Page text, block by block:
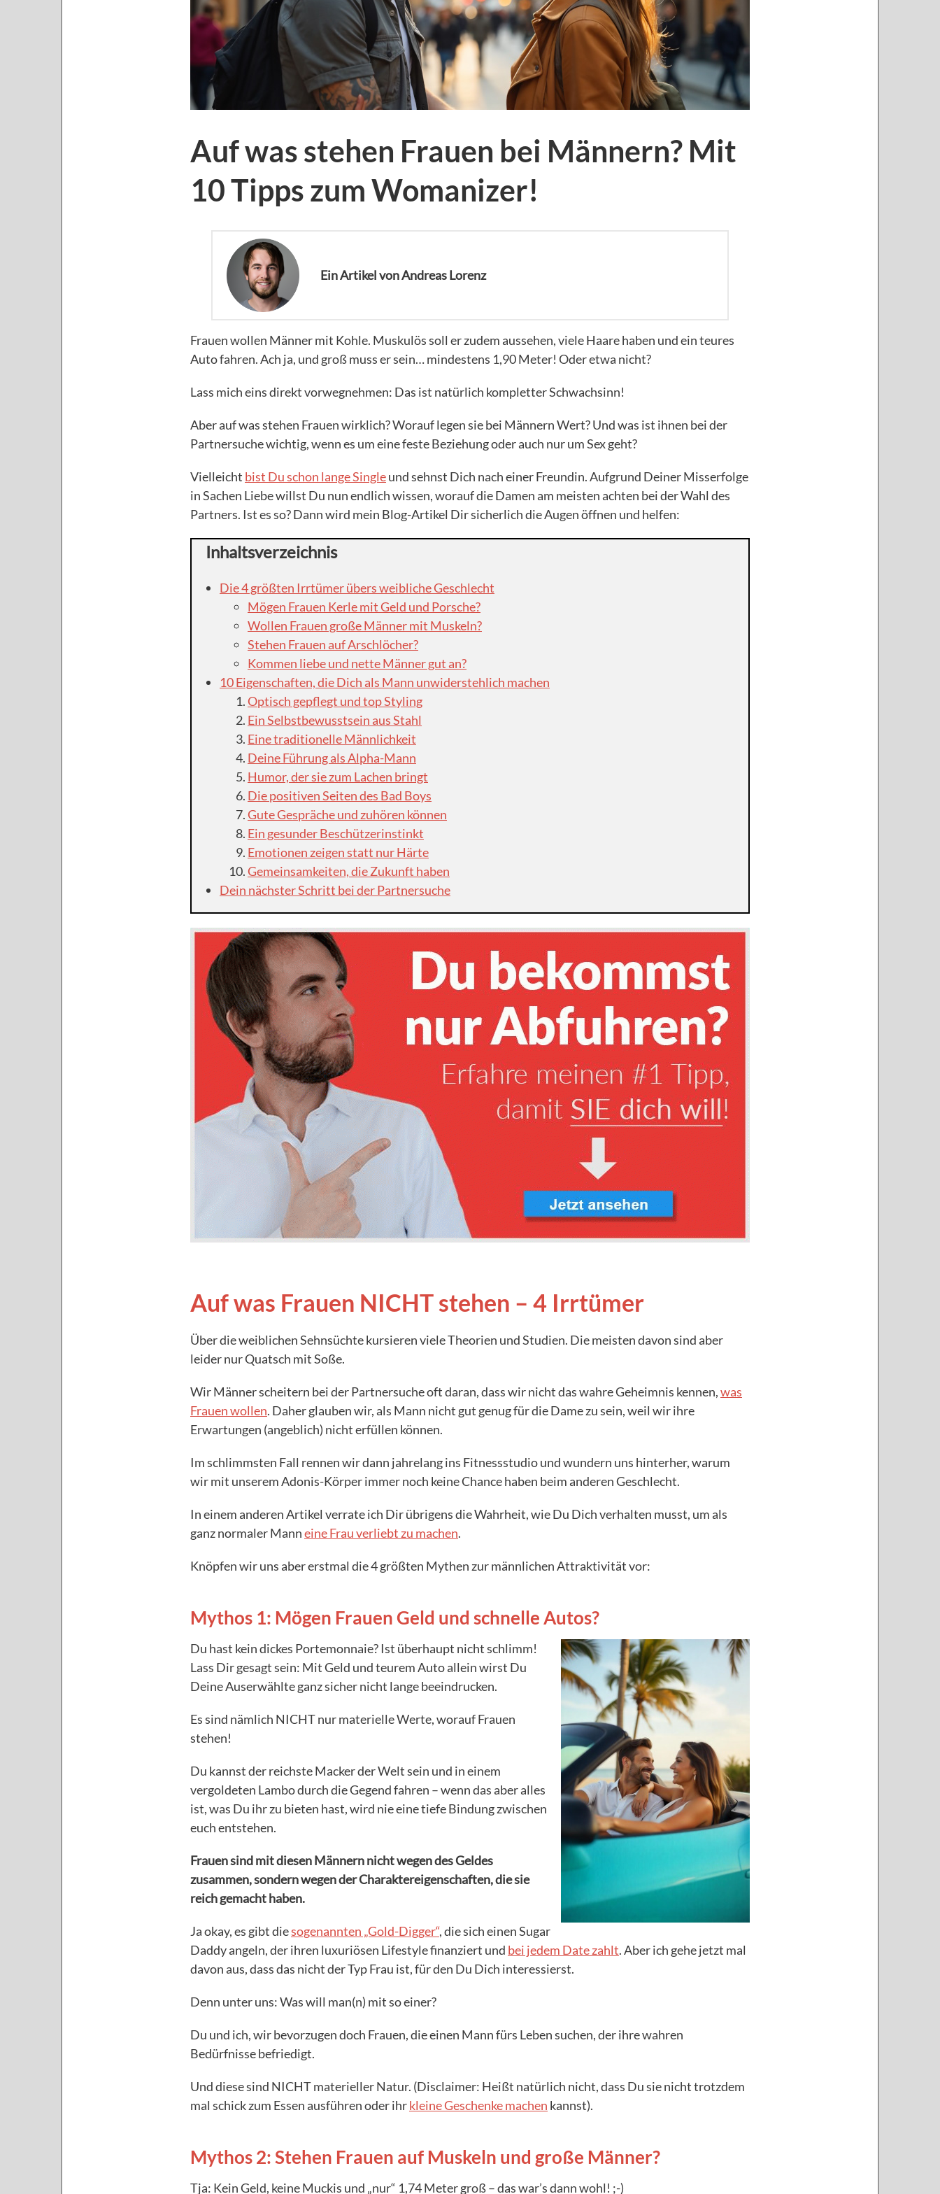
Auf was stehen Frauen bei Männern? Mit
10 Tipps zum Womanizer!
Ein Artikel von Andreas Lorenz
Frauen wollen Männer mit Kohle. Muskulös soll er zudem aussehen, viele Haare haben und ein teures
Auto fahren. Ach ja, und groß muss er sein… mindestens 1,90 Meter! Oder etwa nicht?
Lass mich eins direkt vorwegnehmen: Das ist natürlich kompletter Schwachsinn!
Aber auf was stehen Frauen wirklich? Worauf legen sie bei Männern Wert? Und was ist ihnen bei der
Partnersuche wichtig, wenn es um eine feste Beziehung oder auch nur um Sex geht?
Vielleicht bist Du schon lange Singleund sehnst Dich nach einer Freundin. Aufgrund Deiner Misserfolge
in Sachen Liebe willst Du nun endlich wissen, worauf die Damen am meisten achten bei der Wahl des
Partners. Ist es so? Dann wird mein Blog-Artikel Dir sicherlich die Augen öffnen und helfen:
Inhaltsverzeichnis
Die 4 größten Irrtümer übers weibliche Geschlecht
Mögen Frauen Kerle mit Geld und Porsche?
Wollen Frauen große Männer mit Muskeln?
Stehen Frauen auf Arschlöcher?
Kommen liebe und nette Männer gut an?
10 Eigenschaften, die Dich als Mann unwiderstehlich machen
Optisch gepflegt und top Styling
Ein Selbstbewusstsein aus Stahl
Eine traditionelle Männlichkeit
Deine Führung als Alpha-Mann
Humor, der sie zum Lachen bringt
Die positiven Seiten des Bad Boys
Gute Gespräche und zuhören können
Ein gesunder Beschützerinstinkt
Emotionen zeigen statt nur Härte
Gemeinsamkeiten, die Zukunft haben
Dein nächster Schritt bei der Partnersuche
Auf was Frauen NICHT stehen – 4 Irrtümer
Über die weiblichen Sehnsüchte kursieren viele Theorien und Studien. Die meisten davon sind aber
leider nur Quatsch mit Soße.
Wir Männer scheitern bei der Partnersuche oft daran, dass wir nicht das wahre Geheimnis kennen,was
Frauen wollen. Daher glauben wir, als Mann nicht gut genug für die Dame zu sein, weil wir ihre
Erwartungen (angeblich) nicht erfüllen können.
Im schlimmsten Fall rennen wir dann jahrelang ins Fitnessstudio und wundern uns hinterher, warum
wir mit unserem Adonis-Körper immer noch keine Chance haben beim anderen Geschlecht.
In einem anderen Artikel verrate ich Dir übrigens die Wahrheit, wie Du Dich verhalten musst, um als
ganz normaler Manneine Frau verliebt zu machen.
Knöpfen wir uns aber erstmal die 4 größten Mythen zur männlichen Attraktivität vor:
Mythos 1: Mögen Frauen Geld und schnelle Autos?
Du hast kein dickes Portemonnaie? Ist überhaupt nicht schlimm!
Lass Dir gesagt sein: Mit Geld und teurem Auto allein wirst Du
Deine Auserwählte ganz sicher nicht lange beeindrucken.
Es sind nämlich NICHT nur materielle Werte, worauf Frauen
stehen!
Du kannst der reichste Macker der Welt sein und in einem
vergoldeten Lambo durch die Gegend fahren – wenn das aber alles
ist, was Du ihr zu bieten hast, wird nie eine tiefe Bindung zwischen
euch entstehen.
Frauen sind mit diesen Männern nicht wegen des Geldes
zusammen, sondern wegen der Charaktereigenschaften, die sie
reich gemacht haben.
Ja okay, es gibt diesogenannten „Gold-Digger“, die sich einen Sugar
Daddy angeln, der ihren luxuriösen Lifestyle finanziert und bei jedem Date zahlt. Aber ich gehe jetzt mal
davon aus, dass das nicht der Typ Frau ist, für den Du Dich interessierst.
Denn unter uns: Was will man(n) mit so einer?
Du und ich, wir bevorzugen doch Frauen, die einen Mann fürs Leben suchen, der ihre wahren
Bedürfnisse befriedigt.
Und diese sind NICHT materieller Natur. (Disclaimer: Heißt natürlich nicht, dass Du sie nicht trotzdem
mal schick zum Essen ausführen oder ihrkleine Geschenke machen kannst).
Mythos 2: Stehen Frauen auf Muskeln und große Männer?
Tja: Kein Geld, keine Muckis und „nur“ 1,74 Meter groß – das war’s dann wohl! ;-)